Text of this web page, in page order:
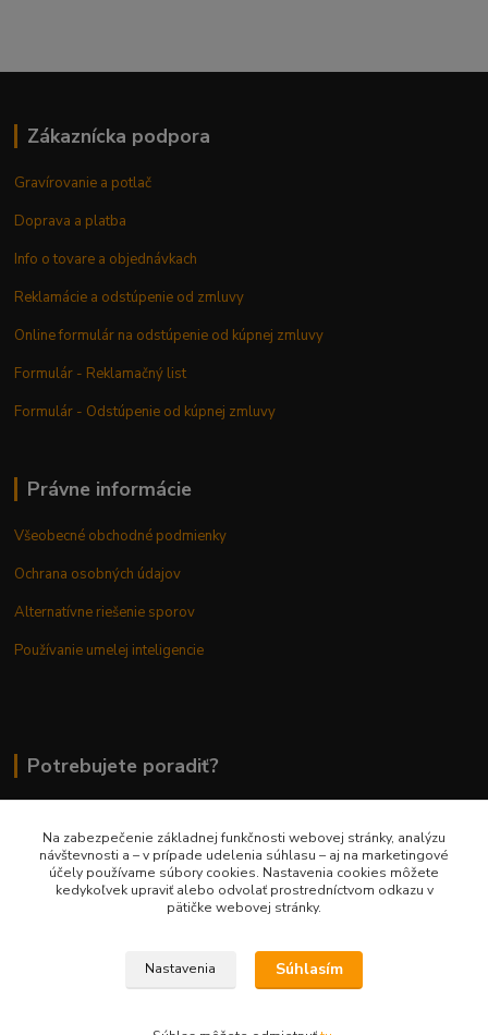
Zákaznícka podpora
Gravírovanie a potlač
Doprava a platba
Info o tovare a objednávkach
Reklamácie a odstúpenie od zmluvy
Online formulár na odstúpenie od kúpnej zmluvy
Formulár - Reklamačný list
Formulár - Odstúpenie od kúpnej zmluvy
Právne informácie
Všeobecné obchodné podmienky
Ochrana osobných údajov
Alternatívne riešenie sporov
Používanie umelej inteligencie
Potrebujete poradiť?
0948 236 042
info@margaretkashop.sk
Na zabezpečenie základnej funkčnosti webovej stránky, analýzu
návštevnosti a – v prípade udelenia súhlasu – aj na marketingové
účely používame súbory cookies. Nastavenia cookies môžete
kedykoľvek upraviť alebo odvolať prostredníctvom odkazu v
pätičke webovej stránky.
Nastavenia Súhlasím